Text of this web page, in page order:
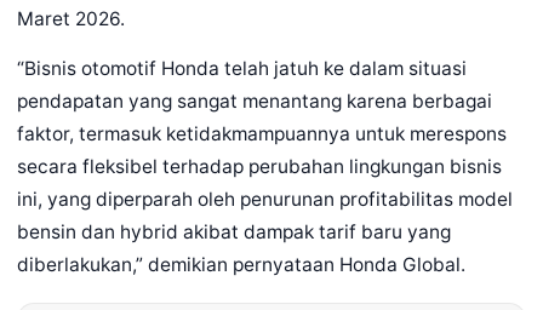
Maret 2026.
“Bisnis otomotif Honda telah jatuh ke dalam situasi
pendapatan yang sangat menantang karena berbagai
faktor, termasuk ketidakmampuannya untuk merespons
secara fleksibel terhadap perubahan lingkungan bisnis
ini, yang diperparah oleh penurunan profitabilitas model
bensin dan hybrid akibat dampak tarif baru yang
diberlakukan,” demikian pernyataan Honda Global.